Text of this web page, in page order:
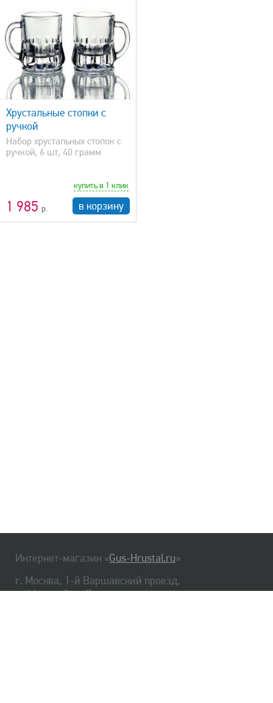
Хрустальные стопки с
ручкой
Набор хрустальных стопок с
ручкой, 6 шт, 40 грамм
1 985
купить в 1 клик
в корзину
Интернет-магазин «Gus-Hrustal.ru»
г. Москва, 1-й Варшавский проезд,
д. 1А, стр. 3, м. Варшавская